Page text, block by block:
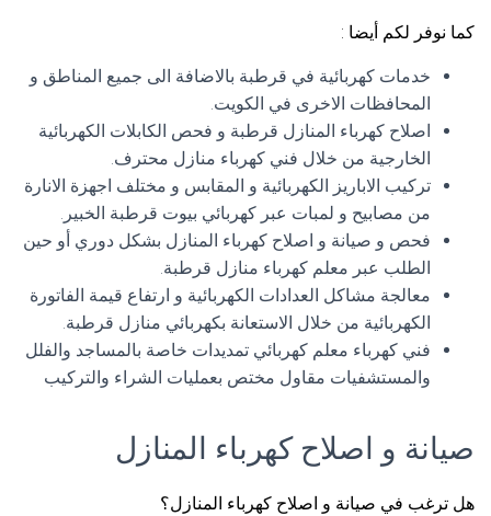
كما نوفر لكم أيضا :
خدمات كهربائية في قرطبة بالاضافة الى جميع المناطق و
المحافظات الاخرى في الكويت.
اصلاح كهرباء المنازل قرطبة و فحص الكابلات الكهربائية
الخارجية من خلال فني كهرباء منازل محترف.
تركيب الاباريز الكهربائية و المقابس و مختلف اجهزة الانارة
من مصابيح و لمبات عبر كهربائي بيوت قرطبة الخبير.
فحص و صيانة و اصلاح كهرباء المنازل بشكل دوري أو حين
الطلب عبر معلم كهرباء منازل قرطبة.
معالجة مشاكل العدادات الكهربائية و ارتفاع قيمة الفاتورة
الكهربائية من خلال الاستعانة بكهربائي منازل قرطبة.
فني كهرباء معلم كهربائي تمديدات خاصة بالمساجد والفلل
والمستشفيات مقاول مختص بعمليات الشراء والتركيب
صيانة و اصلاح كهرباء المنازل
هل ترغب في صيانة و اصلاح كهرباء المنازل؟